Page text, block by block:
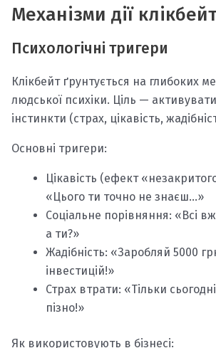
Механізми дії
Психологічні тригери
Клікбейт ґрунтується на глибоких
людської психіки. Ціль —
інстинкти (страх, цікавість,
Основні тригери:
Цікавість (ефект
«Цього ти точно не знаєш…»
Соціальне порівняння: «Всі
а ти?»
Жадібність: «Заробляй 5000
інвестицій!»
Страх втрати: «Тільки
пізно!»
Як використовують в бізнесі: